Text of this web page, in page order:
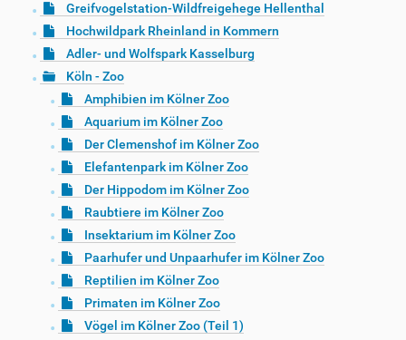
Greifvogelstation-Wildfreigehege Hellenthal
Hochwildpark Rheinland in Kommern
Adler- und Wolfspark Kasselburg
Köln - Zoo
Amphibien im Kölner Zoo
Aquarium im Kölner Zoo
Der Clemenshof im Kölner Zoo
Elefantenpark im Kölner Zoo
Der Hippodom im Kölner Zoo
Raubtiere im Kölner Zoo
Insektarium im Kölner Zoo
Paarhufer und Unpaarhufer im Kölner Zoo
Reptilien im Kölner Zoo
Primaten im Kölner Zoo
Vögel im Kölner Zoo (Teil 1)